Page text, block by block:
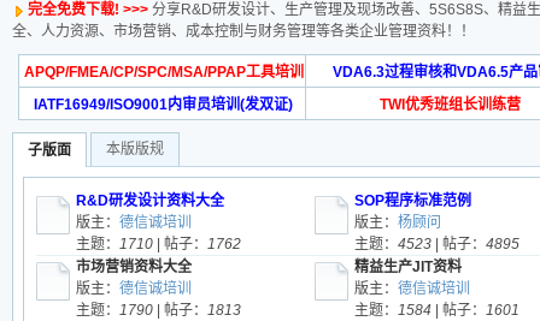
完全免费下载! >>> 分享R&D研发设计、生产管理及现场改善、5S6S8S、精益
全、人力资源、市场营销、成本控制与财务管理等各类企业管理资料！！
APQP/FMEA/CP/SPC/MSA/PPAP工具培训
VDA6.3过程审核和VDA6.5产品
IATF16949/ISO9001内审员培训(发双证)
TWI优秀班组长训练营
子版面 本版版规
R&D研发设计资料大全
版主： 德信诚培训
主题： 1710| 帖子： 1762
SOP程序标准范例
版主： 杨顾问
主题： 4523| 帖子： 4895
市场营销资料大全
版主： 德信诚培训
主题： 1790| 帖子： 1813
精益生产JIT资料
版主： 德信诚培训
主题： 1584 | 帖子： 1601